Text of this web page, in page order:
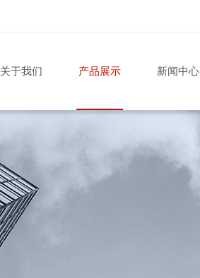
关于我们 产品展示 新闻中心